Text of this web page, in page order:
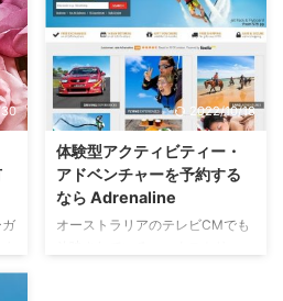
祥
録してアカウントを開設する」で
説明しました。 今回はeBayで実
際に買い物をする手順を紹介しま
す。 商品の検索 先ずは、eBayに
行きます。 登録したIDとパスワ
ードでログインします。ログイン
す。 検索窓にお探しの商品名ま
たはブランド名などを入れます。
この例では、左利き用のコンピュ
ータのマウスを「left hand ...
2022/10/18
体験型アクティビティー・
アドベンチャーを予約する
なら Adrenaline
オーストラリアのテレビCMでも